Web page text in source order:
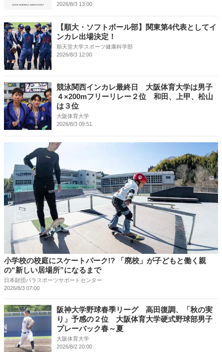
2026/8/3 13:00
【順大・ソフトボール部】関東第4代表としてイ
ンカレ出場決定！
順天堂大学スポーツ健康科学部
2026/8/3 12:00
競泳関西インカレ最終日 大阪体育大学は男子
４×200mフリーリレー２位 和田、上甲、松山
は３位
大阪体育大学
2026/8/3 09:51
小学校の校庭にスケートパーク!? 「廃校」が子どもと働く親
の“新しい居場所”になるまで
日本財団パラスポーツサポートセンター
2026/8/3 07:00
阪神大学野球春季リーグ 高田復調、「秋の実
り」予感の２位 大阪体育大学硬式野球部男子
プレーバック春～夏
大阪体育大学
2026/8/2 20:00